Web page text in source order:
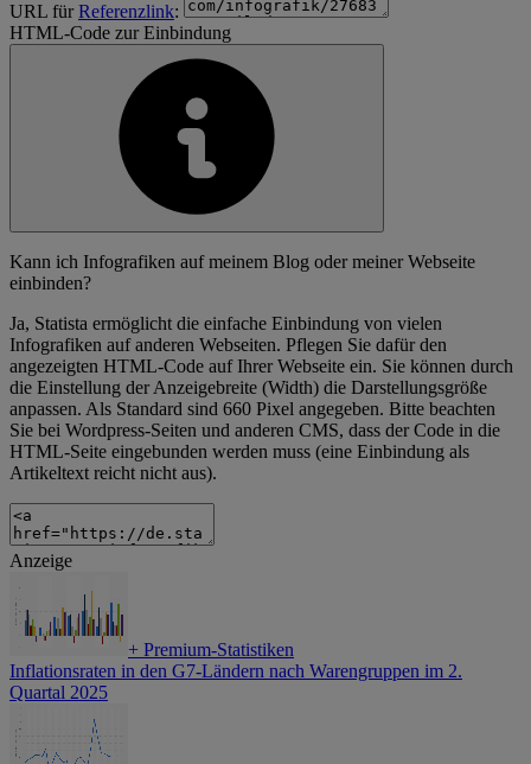
URL fürReferenzlink:
HTML-Code zur Einbindung
Kann ich Infografiken auf meinem Blog oder meiner Webseite
einbinden?
Ja, Statista ermöglicht die einfache Einbindung von vielen
Infografiken auf anderen Webseiten. Pflegen Sie dafür den
angezeigten HTML-Code auf Ihrer Webseite ein. Sie können durch
die Einstellung der Anzeigebreite (Width) die Darstellungsgröße
anpassen. Als Standard sind 660 Pixel angegeben. Bitte beachten
Sie bei Wordpress-Seiten und anderen CMS, dass der Code in die
HTML-Seite eingebunden werden muss (eine Einbindung als
Artikeltext reicht nicht aus).
Anzeige
+ Premium-Statistiken
Inflationsraten in den G7-Ländern nach Warengruppen im 2.
Quartal 2025